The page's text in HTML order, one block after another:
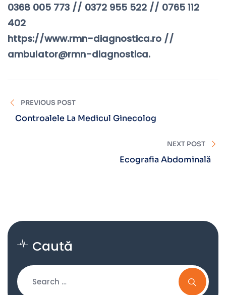
0368 005 773 // 0372 955 522 // 0765 112
402
https://www.rmn-diagnostica.ro //
ambulator@rmn-diagnostica.
PREVIOUS POST
Controalele La Medicul Ginecolog
NEXT POST
Ecografia Abdominală
Caută